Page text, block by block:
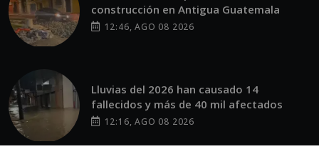
construcción en Antigua Guatemala
12:46, AGO 08 2026
Lluvias del 2026 han causado 14
fallecidos y más de 40 mil afectados
12:16, AGO 08 2026